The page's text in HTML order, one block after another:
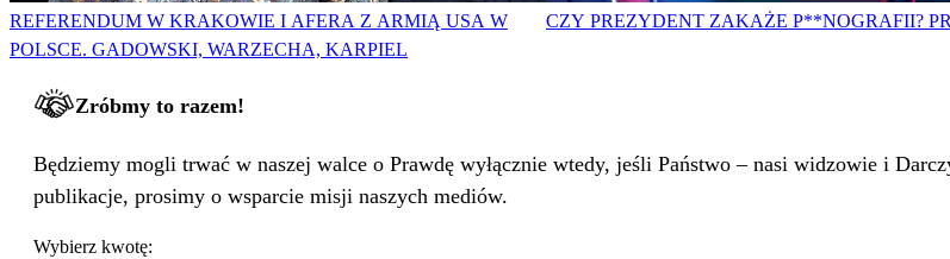
REFERENDUM W KRAKOWIE I AFERA Z ARMIĄ USA W
POLSCE. GADOWSKI, WARZECHA, KARPIEL
CZY PREZYDENT ZAKAŻE P**NOGRAFII?
Zróbmy to razem!
Będziemy mogli trwać w naszej walce o Prawdę wyłącznie wtedy, jeśli Państwo – nasi widzowie i
publikacje, prosimy o wsparcie misji naszych mediów.
Wybierz kwotę: